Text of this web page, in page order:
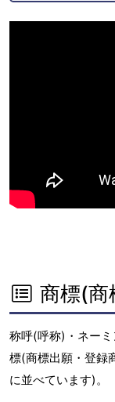
商標(商
称呼(呼称)・ネー
標(商標出願・登録
に並べています)。